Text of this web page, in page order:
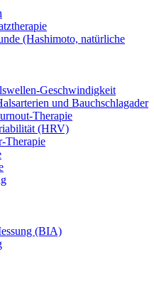
(Hashimoto, natürliche
Geschwindigkeit
und Bauchschlagader
Therapie
(HRV)
Therapie
(BIA)